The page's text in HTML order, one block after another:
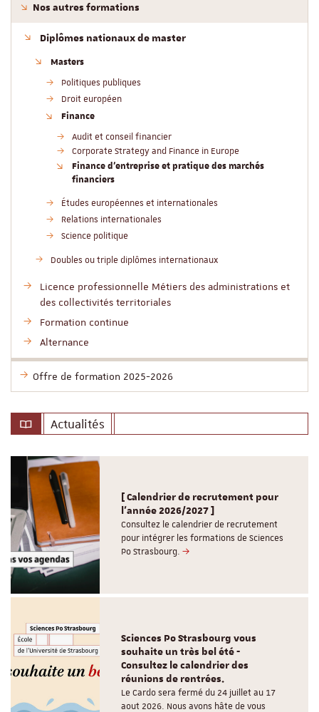
Nos autres formations
Diplômes nationaux de master
Masters
Politiques publiques
Droit européen
Finance
Audit et conseil financier
Corporate Strategy and Finance in Europe
Finance d'entreprise et pratique des marchés
financiers
Études européennes et internationales
Relations internationales
Science politique
Doubles ou triple diplômes internationaux
Licence professionnelle Métiers des administrations et
des collectivités territoriales
Formation continue
Alternance
Offre de formation 2025-2026
Actualités
[ Calendrier de recrutement pour
l'année 2026/2027 ]
Consultez le calendrier de recrutement
pour intégrer les formations de Sciences
Po Strasbourg.
Sciences Po Strasbourg vous
souhaite un très bel été -
Consultez le calendrier des
réunions de rentrées.
Le Cardo sera fermé du 24 juillet au 17
aout 2026. Nous avons hâte de vous